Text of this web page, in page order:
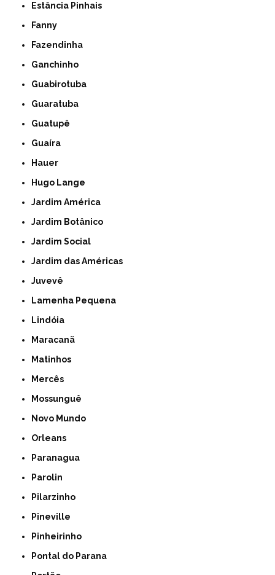
Estância Pinhais
Fanny
Fazendinha
Ganchinho
Guabirotuba
Guaratuba
Guatupê
Guaíra
Hauer
Hugo Lange
Jardim América
Jardim Botânico
Jardim Social
Jardim das Américas
Juvevê
Lamenha Pequena
Lindóia
Maracanã
Matinhos
Mercês
Mossunguê
Novo Mundo
Orleans
Paranagua
Parolin
Pilarzinho
Pineville
Pinheirinho
Pontal do Parana